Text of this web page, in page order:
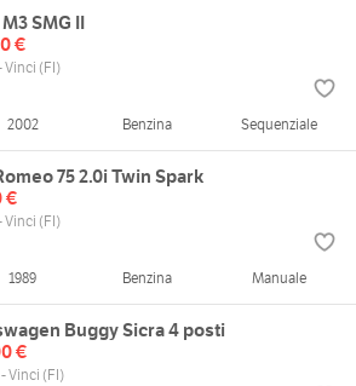
SMG II
€
Vinci (FI)
2002 Benzina Sequenziale
75 2.0i Twin Spark
€
Vinci (FI)
1989 Benzina Manuale
Buggy Sicra 4 posti
€
Vinci (FI)